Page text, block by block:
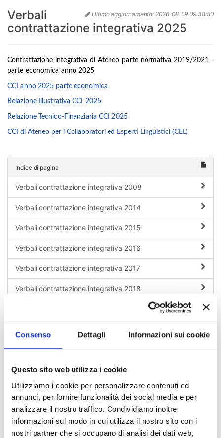
Consenso Dettagli Informazioni sui cookie
Questo sito web utilizza i cookie
Utilizziamo i cookie per personalizzare contenuti ed
annunci, per fornire funzionalità dei social media e per
analizzare il nostro traffico. Condividiamo inoltre
informazioni sul modo in cui utilizza il nostro sito con i
nostri partner che si occupano di analisi dei dati web,
Ultimo aggiornamento: 2026-08-09 09:38:50
Verbali
contrattazione integrativa 2025
Contrattazione integrativa di Ateneo parte normativa 2019/2021 -
parte economica anno 2025
CCI anno 2025 parte economica
Relazione Illustrativa CCI 2025
Relazione Tecnico-Finanziaria CCI 2025
CCI di Ateneo per i Collaboratori ed Esperti Linguistici (CEL)
Indice di pagina
Verbali contrattazione integrativa 2008
Verbali contrattazione integrativa 2014
Verbali contrattazione integrativa 2015
Verbali contrattazione integrativa 2016
Verbali contrattazione integrativa 2017
Verbali contrattazione integrativa 2018
Verbali contrattazione integrativa 2021
Verbali contrattazione integrativa 2022
Verbali contrattazione integrativa 2023
Verbali Contrattazione Integrativa 2024
Verbali contrattazione integrativa 2025